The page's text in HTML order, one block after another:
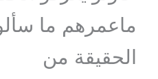
ماعمرهم ما
الحقيقة من